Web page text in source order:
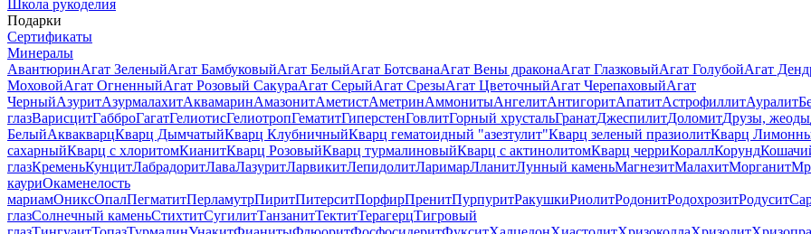
Школа рукоделия
Подарки
Сертификаты
Минералы
АвантюринАгат ЗеленыйАгат БамбуковыйАгат БелыйАгат БотсванаАгат Вены драконаАгат ГлазковыйАгат ГолубойАгат
МоховойАгат ОгненныйАгат Розовый СакураАгат СерыйАгат СрезыАгат ЦветочныйАгат ЧерепаховыйАгат
ЧерныйАзуритАзурмалахитАквамаринАмазонитАметистАметринАммонитыАнгелитАнтигоритАпатитАстрофиллитАуралит
глазВарисцитГабброГагатГелиотисГелиотропГематитГиперстенГовлитГорный хрустальГранатДжеспилитДоломитДрузы, жеоды
БелыйАквакварцКварц ДымчатыйКварц КлубничныйКварц гематоидный "азезтулит"Кварц зеленый празиолитКварц
сахарныйКварц с хлоритомКианитКварц РозовыйКварц турмалиновыйКварц с актинолитомКварц черриКораллКорунд
глазКременьКунцитЛабрадоритЛаваЛазуритЛарвикитЛепидолитЛаримарЛланитЛунный каменьМагнезитМалахитМорганит
кауриОкаменелость
мариамОниксОпалПегматитПерламутрПиритПитерситПорфирПренитПурпуритРакушкиРиолитРодонитРодохрозитРодусит
глазСолнечный каменьСтихтитСугилитТанзанитТектитТерагерцТигровый